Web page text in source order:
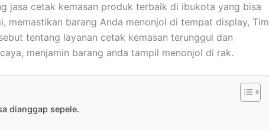
jasa cetak kemasan produk terbaik di ibukota yang bisa
memastikan barang Anda menonjol di tempat display, Tim
tentang layanan cetak kemasan terunggul dan
menjamin barang anda tampil menonjol di rak.
dianggap sepele.